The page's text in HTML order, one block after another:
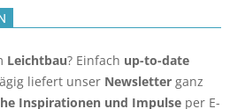
Leichtbau? Einfach up-to-date
liefert unser Newsletter ganz
Inspirationen und Impulse per E-